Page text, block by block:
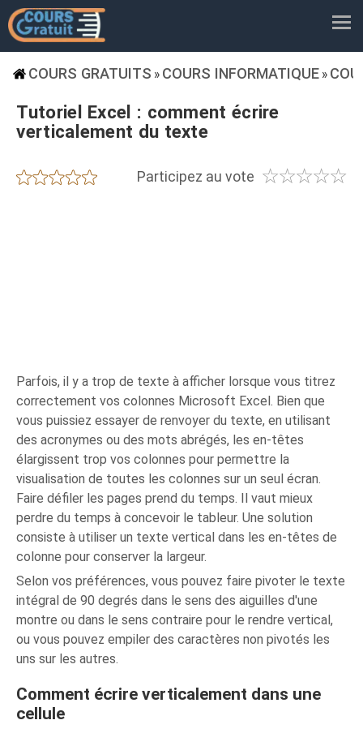
COURS GRATUITS » COURS INFORMATIQUE »
Tutoriel Excel : comment écrire
verticalement du texte
Participez au vote ☆☆☆☆☆
★★★★★
Parfois, il y a trop de texte à afficher lorsque vous titrez
correctement vos colonnes Microsoft Excel. Bien que
vous puissiez essayer de renvoyer du texte, en utilisant
des acronymes ou des mots abrégés, les en-têtes
élargissent trop vos colonnes pour permettre la
visualisation de toutes les colonnes sur un seul écran.
Faire défiler les pages prend du temps. Il vaut mieux
perdre du temps à concevoir le tableur. Une solution
consiste à utiliser un texte vertical dans les en-têtes de
colonne pour conserver la largeur.
Selon vos préférences, vous pouvez faire pivoter le texte
intégral de 90 degrés dans le sens des aiguilles d'une
montre ou dans le sens contraire pour le rendre vertical,
ou vous pouvez empiler des caractères non pivotés les
uns sur les autres.
Comment écrire verticalement dans une
cellule